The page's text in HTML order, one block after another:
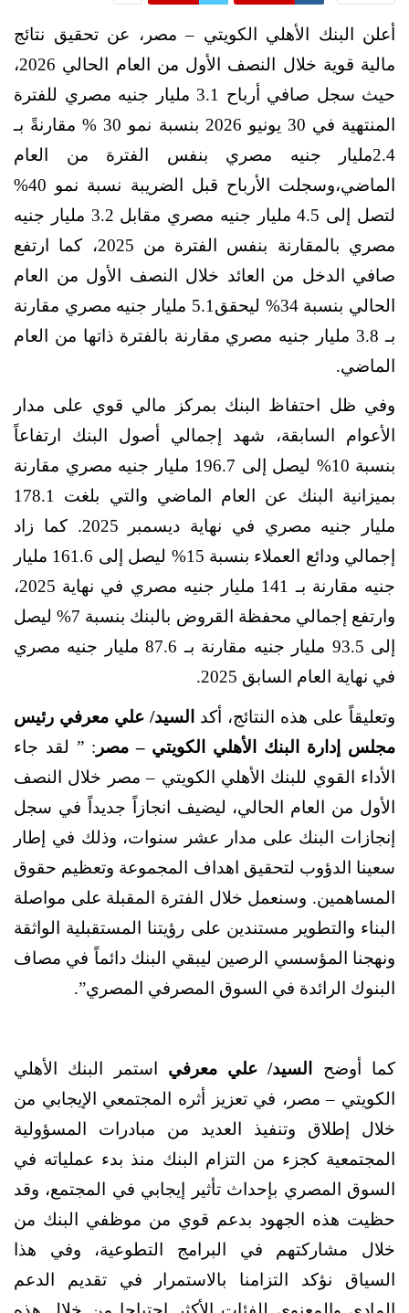
أعلن البنك الأهلي الكويتي – مصر، عن تحقيق نتائج
مالية قوية خلال النصف الأول من العام الحالي 2026،
حيث سجل صافي أرباح 3.1 مليار جنيه مصري للفترة
المنتهية في 30 يونيو 2026 بنسبة نمو 30 % مقارنةً بـ
2.4مليار جنيه مصري بنفس الفترة من العام
الماضي،وسجلت الأرباح قبل الضريبة نسبة نمو 40%
لتصل إلى 4.5 مليار جنيه مصري مقابل 3.2 مليار جنيه
مصري بالمقارنة بنفس الفترة من 2025، كما ارتفع
صافي الدخل من العائد خلال النصف الأول من العام
الحالي بنسبة 34% ليحقق5.1 مليار جنيه مصري مقارنة
بـ 3.8 مليار جنيه مصري مقارنة بالفترة ذاتها من العام
الماضي.
وفي ظل احتفاظ البنك بمركز مالي قوي على مدار
الأعوام السابقة، شهد إجمالي أصول البنك
ارتفاعاً
بنسبة 10% ليصل إلى 196.7 مليار جنيه مصري مقارنة
بميزانية البنك عن العام الماضي والتي بلغت 178.1
مليار جنيه مصري في نهاية ديسمبر 2025. كما زاد
إجمالي ودائع العملاء بنسبة 15% ليصل إلى 161.6 مليار
جنيه مقارنة بـ 141 مليار جنيه مصري في نهاية 2025،
وارتفع إجمالي محفظة القروض بالبنك بنسبة 7% ليصل
إلى 93.5 مليار جنيه مقارنة بـ 87.6 مليار جنيه مصري
في نهاية العام السابق 2025.
وتعليقاً على هذه النتائج، أكد
السيد/ علي معرفي رئيس
مجلس إدارة البنك الأهلي الكويتي – مصر : ” لقد جاء
الأداء القوي للبنك الأهلي الكويتي – مصر خلال النصف
الأول من العام الحالي، ليضيف انجازاً جديداً في سجل
إنجازات البنك على مدار عشر سنوات، وذلك في إطار
سعينا الدؤوب لتحقيق اهداف المجموعة وتعظيم حقوق
المساهمين. وسنعمل خلال الفترة المقبلة على مواصلة
البناء والتطوير مستندين على رؤيتنا المستقبلية الواثقة
ونهجنا المؤسسي الرصين ليبقي البنك دائماً في مصاف
البنوك الرائدة في السوق المصرفي المصري”.
كما أوضح السيد/ علي معرفي استمر البنك الأهلي
الكويتي – مصر، في تعزيز أثره المجتمعي الإيجابي من
خلال إطلاق وتنفيذ العديد من مبادرات المسؤولية
المجتمعية كجزء من التزام البنك منذ بدء عملياته في
السوق المصري بإحداث تأثير إيجابي في المجتمع، وقد
حظيت هذه الجهود بدعم قوي من موظفي البنك من
خلال مشاركتهم في البرامج التطوعية، وفي هذا
السياق نؤكد التزامنا بالاستمرار في تقديم الدعم